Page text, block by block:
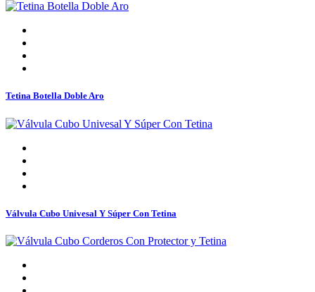
Tetina Botella Doble Aro
Válvula Cubo Univesal Y Súper Con Tetina